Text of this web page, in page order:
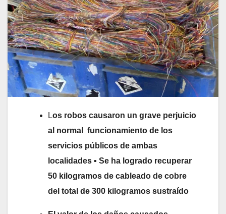
Los robos causaron un grave perjuicio
al normal funcionamiento de los
servicios públicos de ambas
localidades ▪ Se ha logrado recuperar
50 kilogramos de cableado de cobre
del total de 300 kilogramos sustraído